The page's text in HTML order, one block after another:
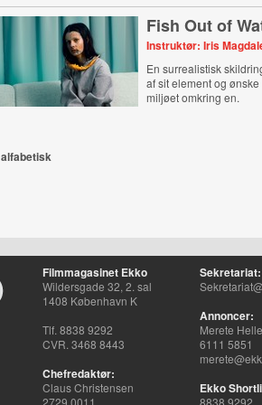
Fish Out of
Instruktør: Iris
En surrealistisk
af sit element og
miljøet omkring en.
alfabetisk
Filmmagasinet Ekko
Wildersgade 32, 2. sal
1408 København K
Tlf. 8838 9292
CVR. 3468 8443
Chefredaktør:
Claus Christensen
2729 0011
Sekretariat:
Annoncer:
Merete
6111 5851
Ekko
8838 9292